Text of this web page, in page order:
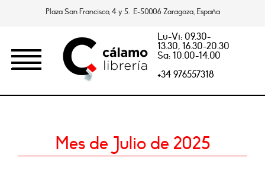
Plaza San Francisco, 4 y 5. E-50006 Zaragoza, España
Lu-Vi: 09.30-
13.30, 16.30-20.30
Sa: 10.00-14.00
+34 976557318
Mes de Julio de 2025